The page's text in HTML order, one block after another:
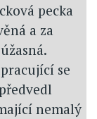
pecka
a za
se
nemalý